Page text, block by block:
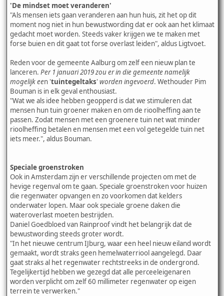
'De mindset moet veranderen'
"Als mensen iets gaan veranderen aan hun huis, zit het op dit
moment nog niet in hun bewustwording dat er ook aan het klimaat
gedacht moet worden. Steeds vaker krijgen we te maken met
forse buien en dit gaat tot forse overlast leiden", aldus Ligtvoet.
Reden voor de gemeente Aalburg om zelf een nieuw plan te
lanceren. Per 1 januari 2019 zou er in die gemeente namelijk
mogelijk een 'tuintegeltaks' worden ingevoerd. Wethouder Pim
Bouman is in elk geval enthousiast.
"Wat we als idee hebben geopperd is dat we stimuleren dat
mensen hun tuin groener maken en om de rioolheffing aan te
passen. Zodat mensen met een groenere tuin net wat minder
rioolheffing betalen en mensen met een vol getegelde tuin net
iets meer.", aldus Bouman.
Speciale groenstroken
Ook in Amsterdam zijn er verschillende projecten om met de
hevige regenval om te gaan. Speciale groenstroken voor huizen
die regenwater opvangen en zo voorkomen dat kelders
onderwater lopen. Maar ook speciale groene daken die
wateroverlast moeten bestrijden.
Daniel Goedbloed van Rainproof vindt het belangrijk dat de
bewustwording steeds groter wordt.
"In het nieuwe centrum IJburg, waar een heel nieuw eiland wordt
gemaakt, wordt straks geen hemelwaterriool aangelegd. Daar
gaat straks al het regenwater rechtstreeks in de ondergrond.
Tegelijkertijd hebben we gezegd dat alle perceeleigenaren
worden verplicht om zelf 60 millimeter regenwater op eigen
terrein te verwerken."